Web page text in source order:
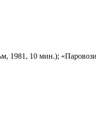
10 мин.);